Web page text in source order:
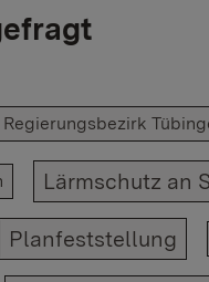
Lärmschutz an
Planfeststellung